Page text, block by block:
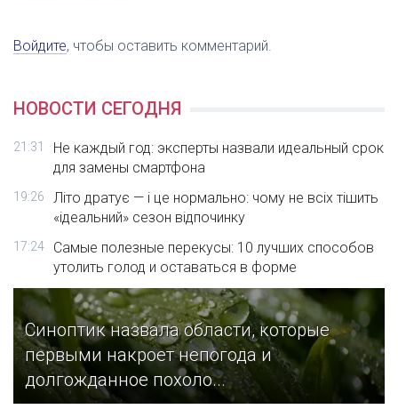
Войдите, чтобы оставить комментарий.
НОВОСТИ СЕГОДНЯ
21:31
Не каждый год: эксперты назвали идеальный срок
для замены смартфона
19:26
Літо дратує — і це нормально: чому не всіх тішить
«ідеальний» сезон відпочинку
17:24
Самые полезные перекусы: 10 лучших способов
утолить голод и оставаться в форме
Синоптик назвала области, которые
первыми накроет непогода и
долгожданное похоло...